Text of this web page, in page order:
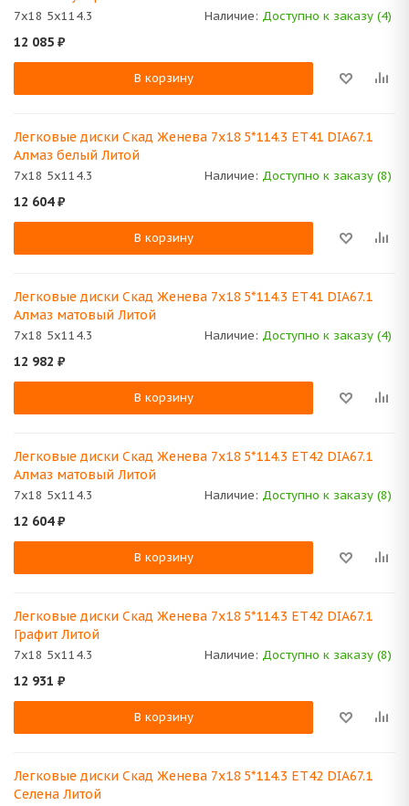
7x18 5x114.3 Наличие: Доступно к заказу (4)
12 085 ₽
В корзину
Легковые диски Скад Женева 7x18 5*114.3 ET41 DIA67.1
Алмаз белый Литой
7x18 5x114.3 Наличие: Доступно к заказу (8)
12 604₽
В корзину
Легковые диски Скад Женева 7x18 5*114.3 ET41 DIA67.1
Алмаз матовый Литой
7x18 5x114.3 Наличие: Доступно к заказу (4)
12 982 ₽
В корзину
Легковые диски Скад Женева 7x18 5*114.3 ET42 DIA67.1
Алмаз матовый Литой
7x18 5x114.3 Наличие: Доступно к заказу (8)
12 604₽
В корзину
Легковые диски Скад Женева 7x18 5*114.3 ET42 DIA67.1
Графит Литой
7x18 5x114.3 Наличие: Доступно к заказу (8)
12 931 ₽
В корзину
Легковые диски Скад Женева 7x18 5*114.3 ET42 DIA67.1
Селена Литой